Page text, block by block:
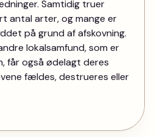
Samtidig truer
antal arter, og mange er
på grund af afskovning.
lokalsamfund, som er
får også ødelagt deres
fældes, destrueres eller